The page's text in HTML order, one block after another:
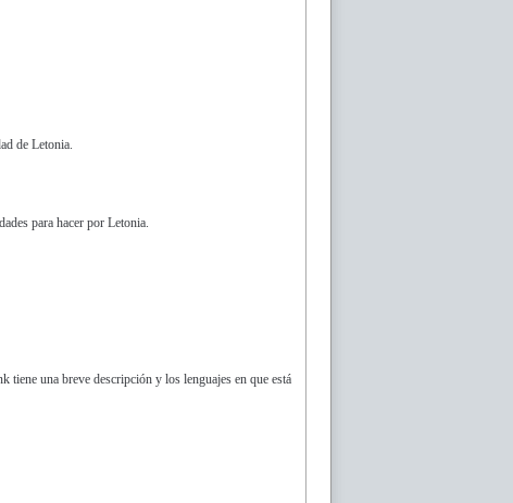
de Letonia.
para hacer por Letonia.
tiene una breve descripción y los lenguajes en que está